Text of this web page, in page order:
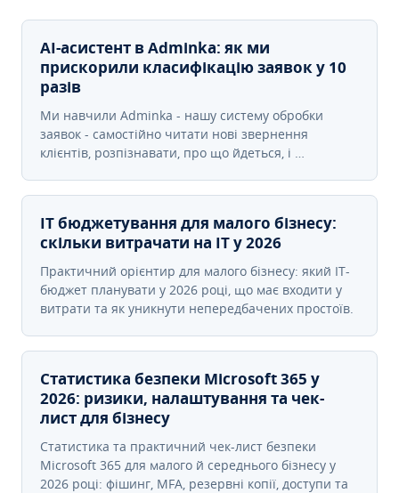
AI-асистент в Adminka: як ми
прискорили класифікацію заявок у 10
разів
Ми навчили Adminka - нашу систему обробки
заявок - самостійно читати нові звернення
клієнтів, розпізнавати, про що йдеться, і …
IT бюджетування для малого бізнесу:
скільки витрачати на IT у 2026
Практичний орієнтир для малого бізнесу: який IT-
бюджет планувати у 2026 році, що має входити у
витрати та як уникнути непередбачених простоїв.
Статистика безпеки Microsoft 365 у
2026: ризики, налаштування та чек-
лист для бізнесу
Статистика та практичний чек-лист безпеки
Microsoft 365 для малого й середнього бізнесу у
2026 році: фішинг, MFA, резервні копії, доступи та